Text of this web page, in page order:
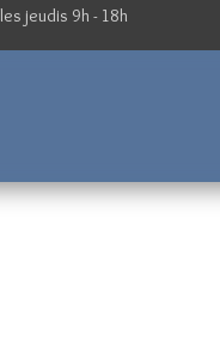
jeudis 9h - 18h